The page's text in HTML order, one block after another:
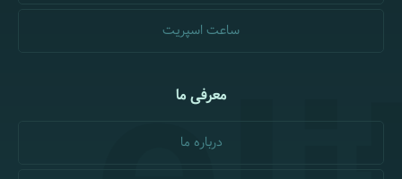
ساعت اسپریت
معرفی ما
درباره ما